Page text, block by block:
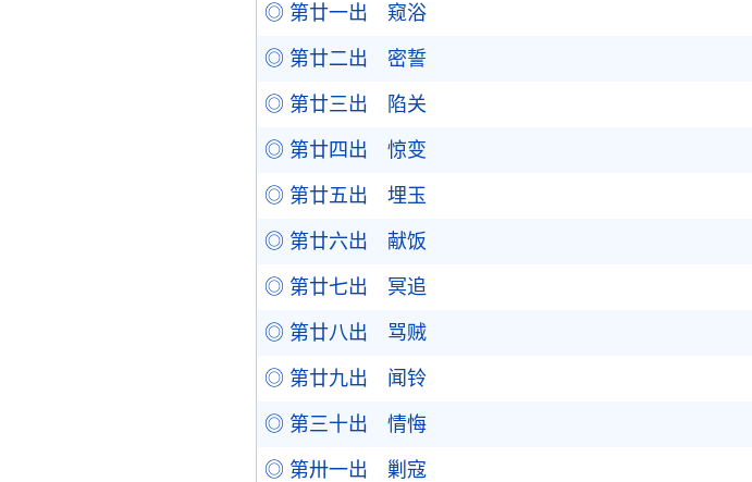
◎ 第廿一出 窥浴
◎ 第廿二出 密誓
◎ 第廿三出 陷关
◎ 第廿四出 惊变
◎ 第廿五出 埋玉
◎ 第廿六出 献饭
◎ 第廿七出 冥追
◎ 第廿八出 骂贼
◎ 第廿九出 闻铃
◎ 第三十出 情悔
◎ 第卅一出 剿寇